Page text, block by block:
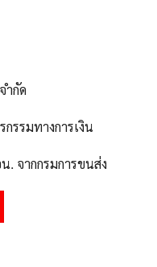
ำกัด
รรมทางการเงิน
จากกรมการขนส่ง
คล ศต 8999 ผลรวมดี 45 ชิ้น